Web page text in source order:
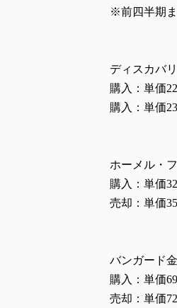
※前四半期ま
ディスカバ
購入：単価
購入：単価
ホーメル・
購入：単価
売却：単価
バンガード
購入：単価
売却：単価